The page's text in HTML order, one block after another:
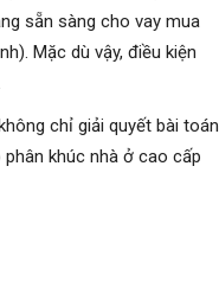
sẵn sàng cho vay mua
Mặc dù vậy, điều kiện
chỉ giải quyết bài toán
khúc nhà ở cao cấp